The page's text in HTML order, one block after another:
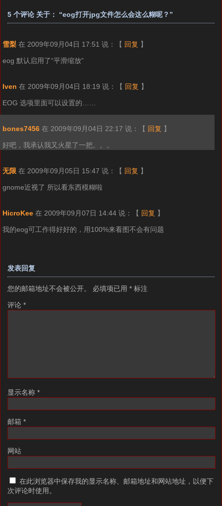
5 个评论 关于： “eog打开jpg文件怎么会这么糊呢？”
雪梨 在 2009年09月04日 17:51 说： 【 回复 】
eog 默认启用了“平滑缩放”
Iven 在 2009年09月04日 18:19 说： 【 回复 】
EOG 选项里面可以设置的……
bones7456 在 2009年09月04日 22:17 说： 【 回复 】
好吧，我承认我又火星了一把。。。
无限 在 2009年09月05日 15:47 说： 【 回复 】
gnome近视了 所以看东西模糊啦
HicroKee 在 2009年09月07日 14:44 说： 【 回复 】
我的eog可工作得好好的，用100%来看图不会有问题
发表回复
您的邮箱地址不会被公开。 必填项已用 * 标注
评论 *
显示名称 *
邮箱 *
网站
在此浏览器中保存我的显示名称、邮箱地址和网站地址，以便下
次评论时使用。